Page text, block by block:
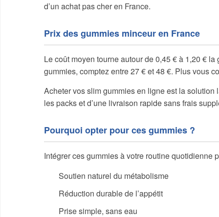
d’un achat pas cher en France.
Prix des gummies minceur en France
Le coût moyen tourne autour de 0,45 € à 1,20 €
gummies, comptez entre 27 € et 48 €. Plus vous
Acheter vos slim gummies en ligne est la
les packs et d’une livraison rapide sans frais
Pourquoi opter pour ces gummies ?
Intégrer ces gummies à votre routine quotidienne
Soutien naturel du métabolisme
Réduction durable de l’appétit
Prise simple, sans eau